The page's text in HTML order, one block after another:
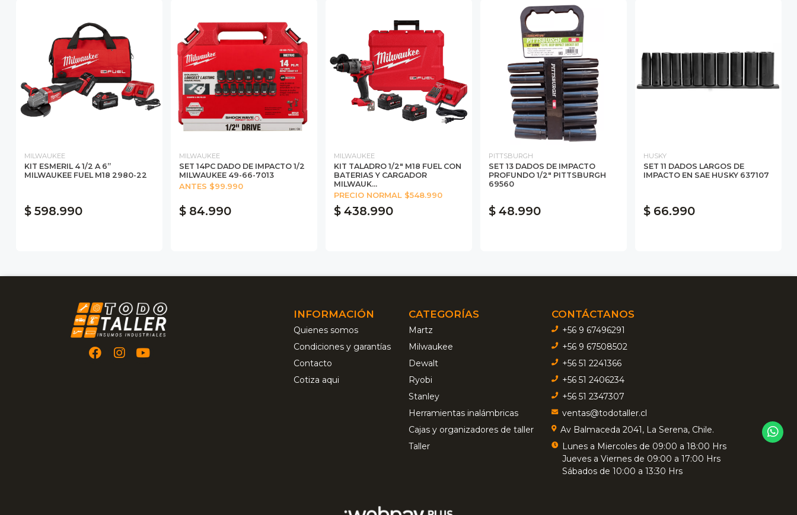
MILWAUKEE
KIT ESMERIL 4 1/2 A 6”
MILWAUKEE FUEL M18 2980-22
$ 598.990
MILWAUKEE
SET 14PC DADO DE IMPACTO 1/2
MILWAUKEE 49-66-7013
ANTES $99.990
$ 84.990
MILWAUKEE
KIT TALADRO 1/2" M18 FUEL CON
BATERIAS Y CARGADOR
MILWAUK...
PRECIO NORMAL $548.990
$ 438.990
PITTSBURGH
SET 13 DADOS DE IMPACTO
PROFUNDO 1/2" PITTSBURGH
69560
$ 48.990
HUSKY
SET 11 DADOS LARGOS DE
IMPACTO EN SAE HUSKY 637107
$ 66.990
INFORMACIÓN
Quienes somos
Condiciones y garantías
Contacto
Cotiza aqui
CATEGORÍAS
Martz
Milwaukee
Dewalt
Ryobi
Stanley
Herramientas inalámbricas
Cajas y organizadores de taller
Taller
CONTÁCTANOS
+56 9 67496291
+56 9 67508502
+56 51 2241366
+56 51 2406234
+56 51 2347307
ventas@todotaller.cl
Av Balmaceda 2041, La Serena, Chile.
Lunes a Miercoles de 09:00 a 18:00 Hrs
Jueves a Viernes de 09:00 a 17:00 Hrs
Sábados de 10:00 a 13:30 Hrs